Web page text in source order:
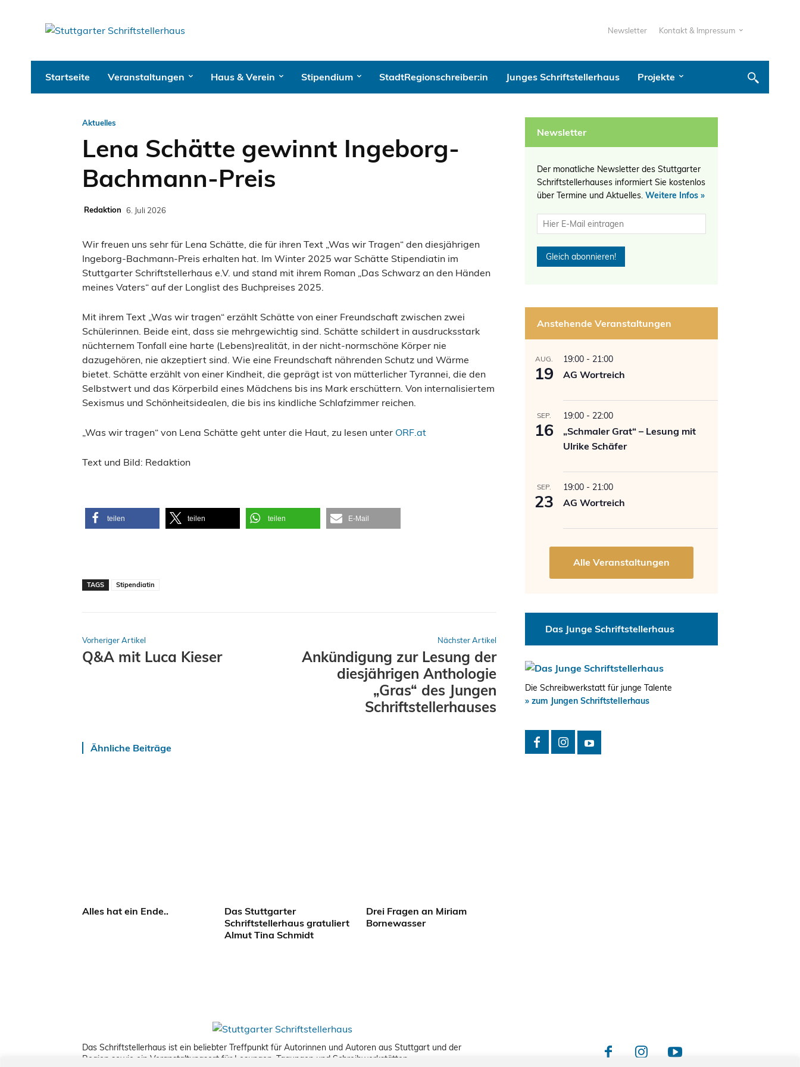
Newsletter Kontakt & Impressum
Startseite Veranstaltungen Haus & Verein Stipendium StadtRegionschreiber:in Junges Schriftstellerhaus Projekte
Aktuelles
Lena Schätte gewinnt Ingeborg-
Bachmann-Preis
Redaktion 6. Juli 2026
Wir freuen uns sehr für Lena Schätte, die für ihren Text „Was wir Tragen“ den diesjährigen
Ingeborg-Bachmann-Preis erhalten hat. Im Winter 2025 war Schätte Stipendiatin im
Stuttgarter Schriftstellerhaus e.V. und stand mit ihrem Roman „Das Schwarz an den Händen
meines Vaters“ auf der Longlist des Buchpreises 2025.
Mit ihrem Text „Was wir tragen“ erzählt Schätte von einer Freundschaft zwischen zwei
Schülerinnen. Beide eint, dass sie mehrgewichtig sind. Schätte schildert in ausdrucksstark
nüchternem Tonfall eine harte (Lebens)realität, in der nicht-normschöne Körper nie
dazugehören, nie akzeptiert sind. Wie eine Freundschaft nährenden Schutz und Wärme
bietet. Schätte erzählt von einer Kindheit, die geprägt ist von mütterlicher Tyrannei, die den
Selbstwert und das Körperbild eines Mädchens bis ins Mark erschüttern. Von internalisiertem
Sexismus und Schönheitsidealen, die bis ins kindliche Schlafzimmer reichen.
„Was wir tragen“ von Lena Schätte geht unter die Haut, zu lesen unter ORF.at
Text und Bild: Redaktion
teilen teilen teilen E-Mail
TAGS Stipendiatin
Vorheriger Artikel
Q&A mit Luca Kieser
Nächster Artikel
Ankündigung zur Lesung der
diesjährigen Anthologie
„Gras“ des Jungen
Schriftstellerhauses
Ähnliche Beiträge
Alles hat ein Ende..
Das Stuttgarter
Schriftstellerhaus gratuliert
Almut Tina Schmidt
Drei Fragen an Miriam
Bornewasser
Newsletter
Der monatliche Newsletter des Stuttgarter
Schriftstellerhauses informiert Sie kostenlos
über Termine und Aktuelles. Weitere Infos »
Anstehende Veranstaltungen
AUG.
19
19:00 - 21:00
AG Wortreich
SEP.
16
19:00 - 22:00
„Schmaler Grat“ – Lesung mit
Ulrike Schäfer
SEP.
23
19:00 - 21:00
AG Wortreich
Das Junge Schriftstellerhaus
Die Schreibwerkstatt für junge Talente
» zum Jungen Schriftstellerhaus
Das Schriftstellerhaus ist ein beliebter Treffpunkt für Autorinnen und Autoren aus Stuttgart und der
Region sowie ein Veranstaltungsort für Lesungen, Tagungen und Schreibwerkstätten.